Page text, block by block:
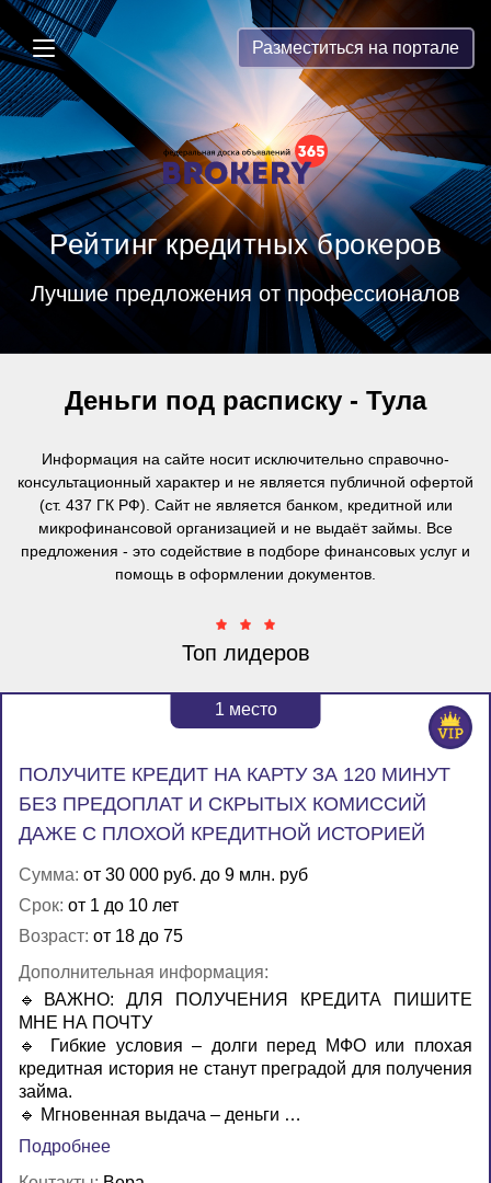
Brokery365 - Рейтинг кредитных
Разместиться на портале
Рейтинг кредитных брокеров
Лучшие предложения от профессионалов
Деньги под расписку - Тула
Информация на сайте носит исключительно справочно-
консультационный характер и не является публичной офертой
(ст. 437 ГК РФ). Сайт не является банком, кредитной или
микрофинансовой организацией и не выдаёт займы. Все
предложения - это содействие в подборе финансовых услуг и
помощь в оформлении документов.
Топ лидеров
1 место
ПОЛУЧИТЕ КРЕДИТ НА КАРТУ ЗА 120 МИНУТ
БЕЗ ПРЕДОПЛАТ И СКРЫТЫХ КОМИССИЙ
ДАЖЕ С ПЛОХОЙ КРЕДИТНОЙ ИСТОРИЕЙ
Сумма: от 30 000 руб. до 9 млн. руб
Срок: от 1 до 10 лет
Возраст: от 18 до 75
Дополнительная информация:
🔹ВАЖНО: ДЛЯ ПОЛУЧЕНИЯ КРЕДИТА ПИШИТЕ
МНЕ НА ПОЧТУ
🔹 Гибкие условия – долги перед МФО или плохая
кредитная история не станут преградой для получения
займа.
🔹 Мгновенная выдача – деньги …
Подробнее